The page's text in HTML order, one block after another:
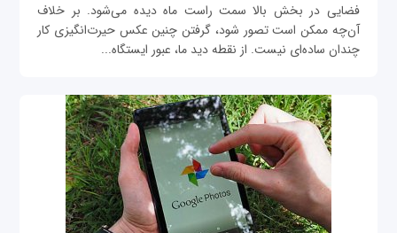
فضایی در بخش بالا سمت راست ماه دیده می‌شود. بر خلاف
آن‌چه ممکن است تصور شود، گرفتن چنین عکس حیرت‌انگیزی کار
چندان ساده‌ای نیست. از نقطه دید ما، عبور ایستگاه...